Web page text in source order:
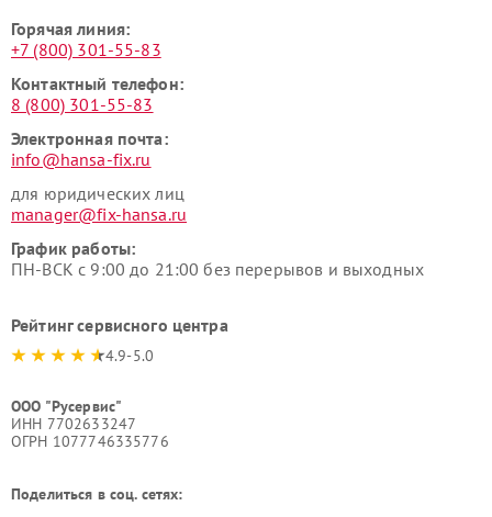
Горячая линия:
+7 (800) 301-55-83
Контактный телефон:
8 (800) 301-55-83
Электронная почта:
info@hansa-fix.ru
для юридических лиц
manager@fix-hansa.ru
График работы:
ПН-ВСК с 9:00 до 21:00 без перерывов и выходных
Рейтинг сервисного центра
4.9-5.0
ООО "Русервис"
ИНН 7702633247
ОГРН 1077746335776
Поделиться в соц. сетях: